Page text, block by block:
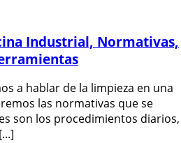
Industrial, Normativas,
a hablar de la limpieza en una
las normativas que se
son los procedimientos diarios,